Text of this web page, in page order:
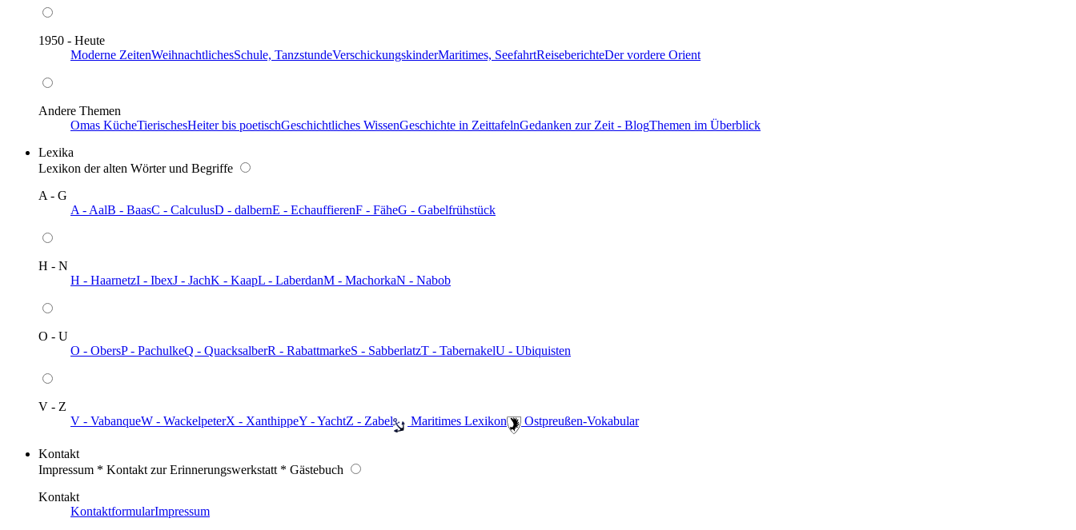
1950 - Heute
Moderne ZeitenWeihnachtlichesSchule, TanzstundeVerschickungskinderMaritimes, SeefahrtReiseberichteDer vordere Orient
Andere Themen
Omas KücheTierischesHeiter bis poetischGeschichtliches WissenGeschichte in ZeittafelnGedanken zur Zeit - BlogThemen im Überblick
Lexika
Lexikon der alten Wörter und Begriffe
A - G
A - AalB - BaasC - CalculusD - dalbernE - EchauffierenF - FäheG - Gabelfrühstück
H - N
H - HaarnetzI - IbexJ - JachK - KaapL - LaberdanM - MachorkaN - Nabob
O - U
O - ObersP - PachulkeQ - QuacksalberR - RabattmarkeS - SabberlatzT - TabernakelU - Ubiquisten
V - Z
V - VabanqueW - WackelpeterX - XanthippeY - YachtZ - Zabel ️ Maritimes Lexikon ️ Ostpreußen-Vokabular
Kontakt
Impressum * Kontakt zur Erinnerungswerkstatt * Gästebuch
Kontakt
KontaktformularImpressum